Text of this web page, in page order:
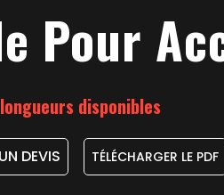
Pour
disponibles
DEVIS TÉLÉCHARGER LE PDF